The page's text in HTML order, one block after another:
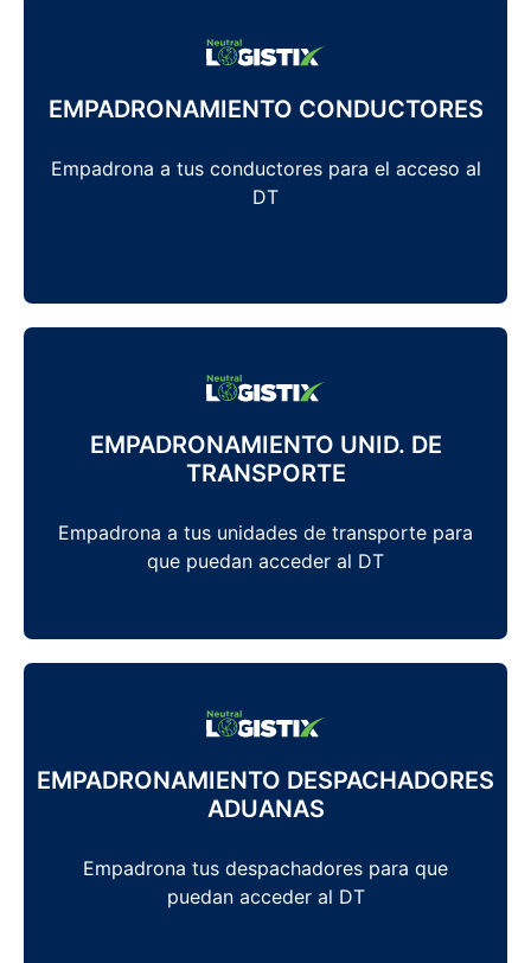
EMPADRONAMIENTO CONDUCTORES
Empadrona a tus conductores para el acceso al
DT
EMPADRONAMIENTO UNID. DE
TRANSPORTE
Empadrona a tus unidades de transporte para
que puedan acceder al DT
EMPADRONAMIENTO DESPACHADORES
ADUANAS
Empadrona tus despachadores para que
puedan acceder al DT